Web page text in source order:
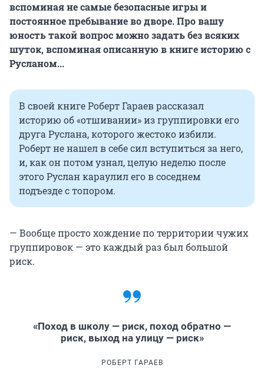
вспоминая не самые безопасные игры и
постоянное пребывание во дворе. Про вашу
юность такой вопрос можно задать без всяких
шуток, вспоминая описанную в книге историю с
Русланом...
В своей книге Роберт Гараев рассказал
историю об «отшивании» из группировки его
друга Руслана, которого жестоко избили.
Роберт не нашел в себе сил вступиться за него,
и, как он потом узнал, целую неделю после
этого Руслан караулил его в соседнем
подъезде с топором.
— Вообще просто хождение по территории чужих
группировок — это каждый раз был большой
риск.
«Поход в школу — риск, поход обратно —
риск, выход на улицу — риск»
РОБЕРТ ГАРАЕВ